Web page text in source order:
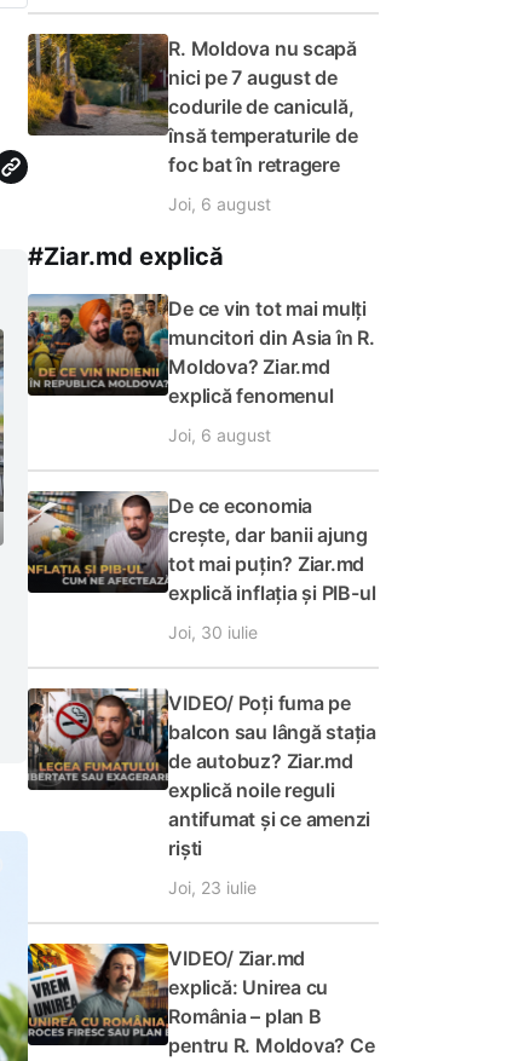
R. Moldova nu scapă
nici pe 7 august de
codurile de caniculă,
însă temperaturile de
foc bat în retragere
Joi, 6 august
#Ziar.md explică
De ce vin tot mai mulți
muncitori din Asia în R.
Moldova? Ziar.md
explică fenomenul
Joi, 6 august
De ce economia
crește, dar banii ajung
tot mai puțin? Ziar.md
explică inflația și PIB-ul
Joi, 30 iulie
VIDEO/ Poți fuma pe
balcon sau lângă stația
de autobuz? Ziar.md
explică noile reguli
antifumat și ce amenzi
riști
Joi, 23 iulie
VIDEO/ Ziar.md
explică: Unirea cu
România – plan B
pentru R. Moldova? Ce